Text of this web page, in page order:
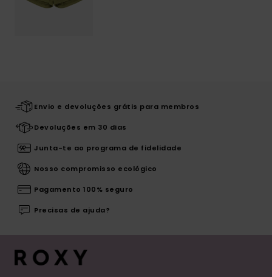
Envio e devoluções grátis para membros
Devoluções em 30 dias
Junta-te ao programa de fidelidade
Nosso compromisso ecológico
Pagamento 100% seguro
Precisas de ajuda?